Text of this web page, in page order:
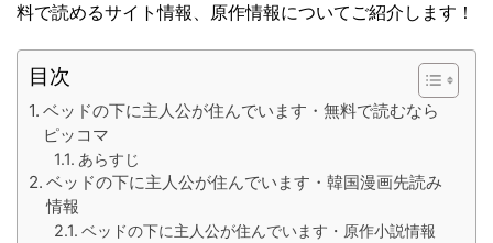
料で読めるサイト情報、原作情報についてご紹介します！
目次
ベッドの下に主人公が住んでいます・無料で読むなら
ピッコマ
あらすじ
ベッドの下に主人公が住んでいます・韓国漫画先読み
情報
ベッドの下に主人公が住んでいます・原作小説情報